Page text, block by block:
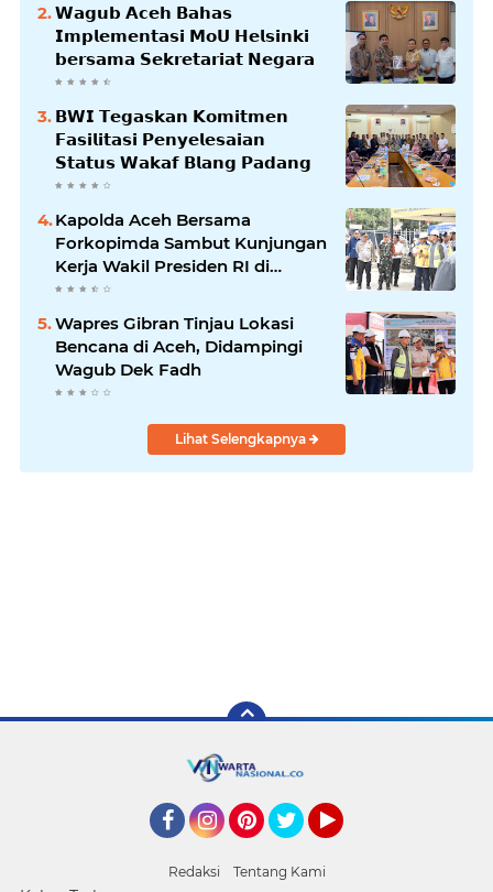
𝗪𝗮𝗴𝘂𝗯 𝗔𝗰𝗲𝗵 𝗕𝗮𝗵𝗮𝘀
𝗜𝗺𝗽𝗹𝗲𝗺𝗲𝗻𝘁𝗮𝘀𝗶 𝗠𝗼𝗨 𝗛𝗲𝗹𝘀𝗶𝗻𝗸𝗶
𝗯𝗲𝗿𝘀𝗮𝗺𝗮 𝗦𝗲𝗸𝗿𝗲𝘁𝗮𝗿𝗶𝗮𝘁 𝗡𝗲𝗴𝗮𝗿𝗮
𝗕𝗪𝗜 𝗧𝗲𝗴𝗮𝘀𝗸𝗮𝗻 𝗞𝗼𝗺𝗶𝘁𝗺𝗲𝗻
𝗙𝗮𝘀𝗶𝗹𝗶𝘁𝗮𝘀𝗶 𝗣𝗲𝗻𝘆𝗲𝗹𝗲𝘀𝗮𝗶𝗮𝗻
𝗦𝘁𝗮𝘁𝘂𝘀 𝗪𝗮𝗸𝗮𝗳 𝗕𝗹𝗮𝗻𝗴 𝗣𝗮𝗱𝗮𝗻𝗴
Kapolda Aceh Bersama
Forkopimda Sambut Kunjungan
Kerja Wakil Presiden RI di
Kabupaten Bireuen
Wapres Gibran Tinjau Lokasi
Bencana di Aceh, Didampingi
Wagub Dek Fadh
Lihat Selengkapnya
Redaksi Tentang Kami